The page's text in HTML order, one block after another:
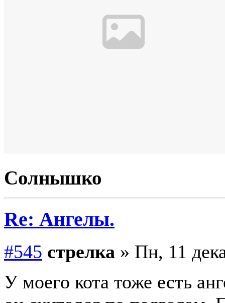
Солнышко
Re: Ангелы.
#545 стрелка » Пн, 11
У моего кота тоже есть